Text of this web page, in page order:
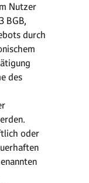
Nutzer
BGB,
durch
des
oder